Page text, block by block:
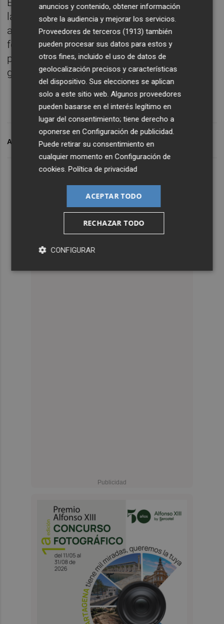
la orientación productiva de la explotación
agrícola o ganadera, se deberá planificar la
formación específica en la aplicación de
productos fitosanitarios o biocidas
ganaderos.
ARCHIVADO EN AGRICULTURA EMPRESAS
anuncios y contenido, obtener información
sobre la audiencia y mejorar los servicios.
Proveedores de terceros (1913) también
pueden procesar sus datos para estos y
otros fines, incluido el uso de datos de
geolocalización precisos y características
del dispositivo. Sus elecciones se aplican
solo a este sitio web. Algunos proveedores
pueden basarse en el interés legítimo en
lugar del consentimiento; tiene derecho a
oponerse enConfiguración de publicidad.
Puede retirar su consentimiento en
cualquier momento enConfiguración de
cookies.Política de privacidad
ACEPTAR TODO
RECHAZAR TODO
CONFIGURAR